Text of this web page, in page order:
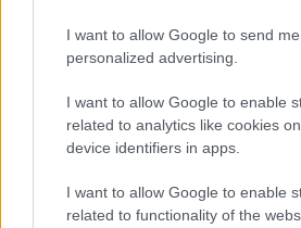
I want to allow Google to send me
personalized advertising.
I want to allow Google to enable
related to analytics like cookies
device identifiers in apps.
I want to allow Google to enable
related to functionality of the
διεθνή πρακτική».
Εξηγήσεις από το
Σερβίαςζήτησαν επίσης
η Αλβανία, μιας και
απελαθέντων.